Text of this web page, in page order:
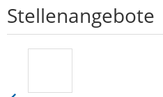
Stellenangebote